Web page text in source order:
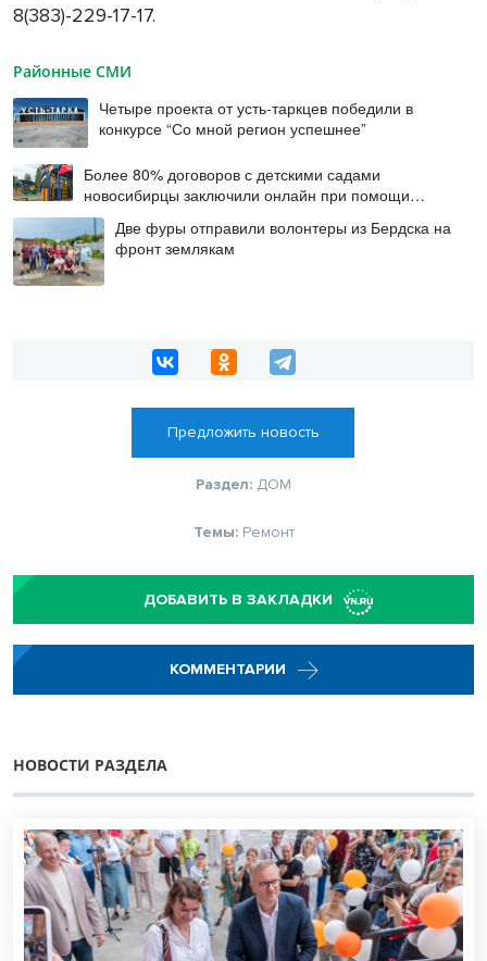
8(383)-229-17-17.
Районные СМИ
Четыре проекта от усть-таркцев победили в
конкурсе “Со мной регион успешнее”
Более 80% договоров с детскими садами
новосибирцы заключили онлайн при помощи
цифровой подписи
Две фуры отправили волонтеры из Бердска на
фронт землякам
Предложить новость
Раздел: ДОМ
Темы: Ремонт
ДОБАВИТЬ В ЗАКЛАДКИ
КОММЕНТАРИИ
НОВОСТИ РАЗДЕЛА